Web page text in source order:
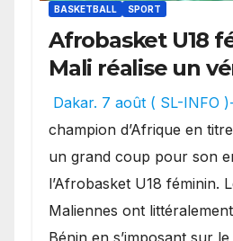
BASKETBALL SPORT
Afrobasket U18
Mali réalise un
festival offensif
une lourde
Bénin.
Dakar. 7 août ( SL-INFO
champion d’Afrique en
un grand coup pour son
l’Afrobasket U18 féminin.
Maliennes ont